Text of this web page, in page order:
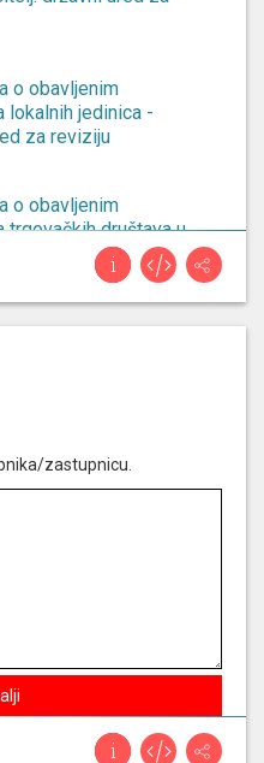
o obavljenim
lokalnih jedinica -
za reviziju
o obavljenim
trgovačkih društava u
- podnositelj:
za osobe s
o provedbi zakona o
osiguranje i
te o mogućim
i nezakonitostima
dijagnostičkih
zastupnicu.